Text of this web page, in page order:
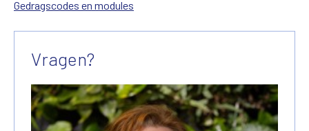
Gedragscodes en modules
Vragen?